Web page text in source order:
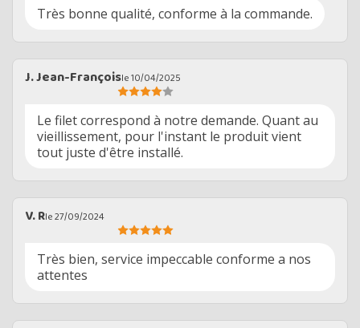
Très bonne qualité, conforme à la commande.
J. Jean-Françoisle 10/04/2025
Le filet correspond à notre demande. Quant au
vieillissement, pour l'instant le produit vient
tout juste d'être installé.
V. Rle 27/09/2024
Très bien, service impeccable conforme a nos
attentes